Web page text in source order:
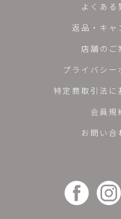
よくある
返品・キャ
店舗のご
プライバシー
特定商取引法に
会員規
お問い合